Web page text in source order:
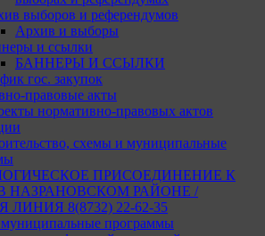
выборов и референдумов
Архив и выборы
и ссылки
БАННЕРЫ И ССЫЛКИ
гос. закупок
правовые акты
нормативно-правовых актов
схемы и муниципальные
ПРИСОЕДИНЕНИЕ К
НАЗРАНОВСКОМ РАЙОНЕ /
ЛИНИЯ 8(8732) 22-62-35
программы